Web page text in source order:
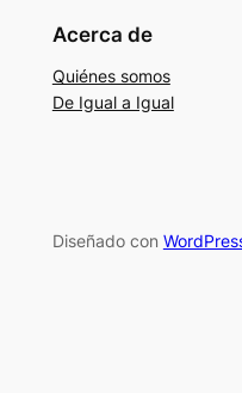
Acerca de
Quiénes somos
De Igual a Igual
Diseñado con